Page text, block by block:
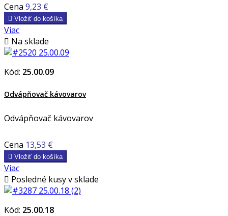
Cena 9,23 €
 Vložiť do košíka
Viac
 Na sklade
Kód: 25.00.09
Odvápňovač kávovarov
Odvápňovač kávovarov
Cena 13,53 €
 Vložiť do košíka
Viac
 Posledné kusy v sklade
Kód: 25.00.18